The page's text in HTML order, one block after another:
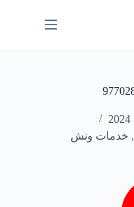
, خدمات ونش